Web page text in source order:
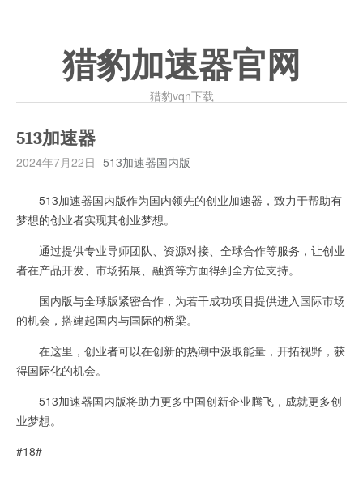
猎豹加速器官网
猎豹vqn下载
513加速器
2024年7月22日 513加速器国内版
513加速器国内版作为国内领先的创业加速器，致力于帮助有
梦想的创业者实现其创业梦想。
通过提供专业导师团队、资源对接、全球合作等服务，让创业
者在产品开发、市场拓展、融资等方面得到全方位支持。
国内版与全球版紧密合作，为若干成功项目提供进入国际市场
的机会，搭建起国内与国际的桥梁。
在这里，创业者可以在创新的热潮中汲取能量，开拓视野，获
得国际化的机会。
513加速器国内版将助力更多中国创新企业腾飞，成就更多创
业梦想。
#18#